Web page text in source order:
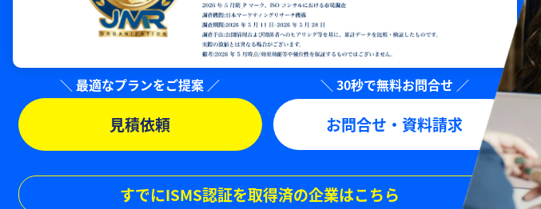
見積依頼 お問合せ・資料請求
すでにISMS認証を取得済の企業はこちら